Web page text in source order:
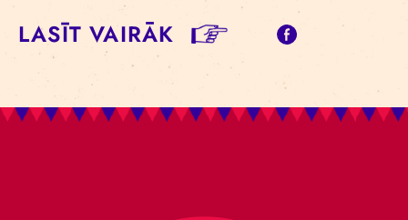
LASĪT VAIRĀK